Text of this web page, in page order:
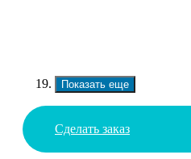
Показать еще
Сделать заказ